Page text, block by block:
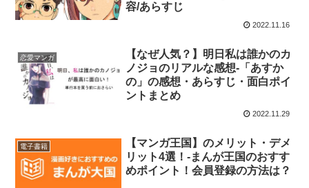
容/あらすじ
2022.11.16
恋愛マンガ
【なぜ人気？】明日私は誰かのカ
ノジョのリアルな感想-「あすか
の」の感想・あらすじ・面白ポイ
ントまとめ
2022.11.29
電子書籍
【マンガ王国】のメリット・デメ
リット4選！-まんが王国のおすす
めポイント！会員登録の方法は？